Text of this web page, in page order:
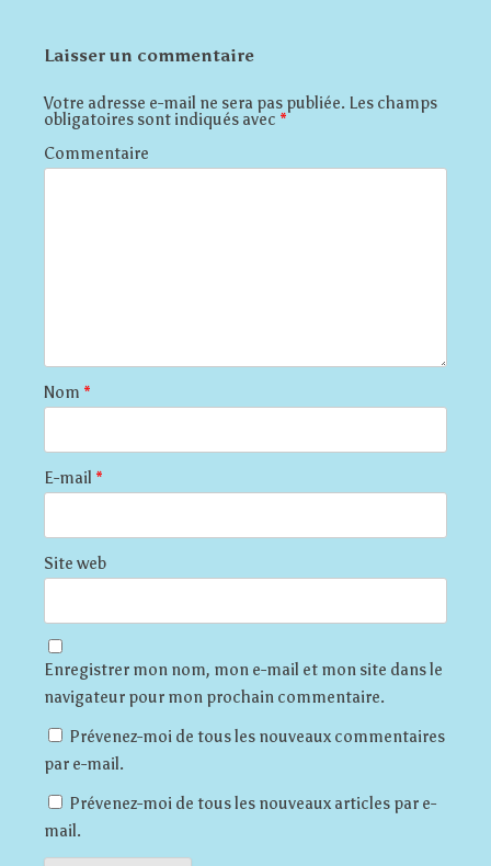
Laisser un commentaire
Votre adresse e-mail ne sera pas publiée. Les champs
obligatoires sont indiqués avec *
Commentaire
Nom *
E-mail *
Site web
Enregistrer mon nom, mon e-mail et mon site dans le
navigateur pour mon prochain commentaire.
Prévenez-moi de tous les nouveaux commentaires
par e-mail.
Prévenez-moi de tous les nouveaux articles par e-
mail.